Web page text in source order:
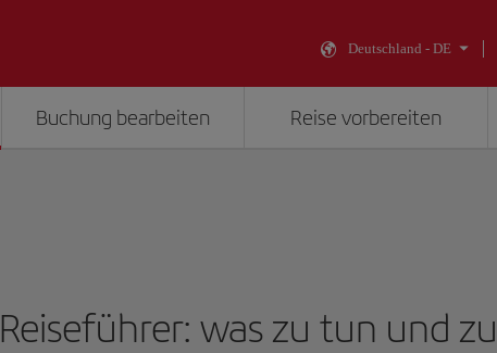
Deutschland - DE
Buchung bearbeiten Reise vorbereiten
Reiseführer: was zu tun und